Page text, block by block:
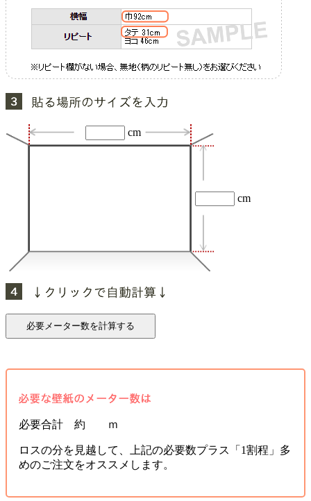
cm
cm
必要合計 約 ｍ
ロスの分を見越して、上記の必要数プラス「1割程」多
めのご注文をオススメします。